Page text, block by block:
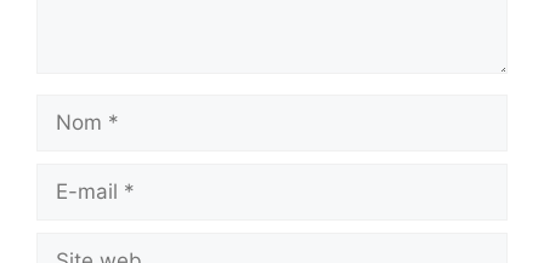
Nom
Site